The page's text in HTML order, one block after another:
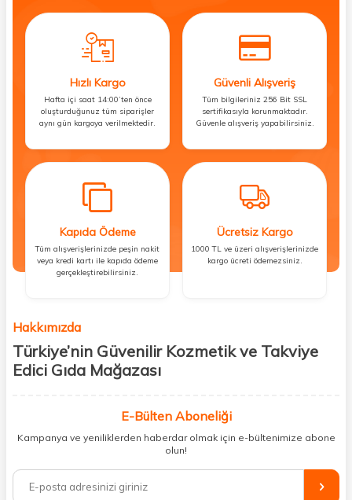
Hızlı Kargo
Hafta içi saat 14:00’ten önce
oluşturduğunuz tüm siparişler
aynı gün kargoya verilmektedir.
Güvenli Alışveriş
Tüm bilgileriniz 256 Bit SSL
sertifikasıyla korunmaktadır.
Güvenle alışveriş yapabilirsiniz.
Kapıda Ödeme
Tüm alışverişlerinizde peşin nakit
veya kredi kartı ile kapıda ödeme
gerçekleştirebilirsiniz.
Ücretsiz Kargo
1000 TL ve üzeri alışverişlerinizde
kargo ücreti ödemezsiniz.
Hakkımızda
Türkiye’nin Güvenilir Kozmetik ve Takviye
Edici Gıda Mağazası
kişisel bakım hem de takviye edici gıda ürünlerini sizlerle
buluşturuyoruz. Artık mağaza mağaza dolaşmanıza gerek yok;
ihtiyacınız olan her şeyi tek bir çatı altında topluyor ve kapınıza kadar
%100 orijinal kozmetik ve sağlık ürünleriyle güzelliğinizi tamamlayabilir,
vücudunuzu desteklemek için güvenilir takviye edici gıdalara
E-Bülten Aboneliği
Kampanya ve yeniliklerden haberdar olmak için e-bültenimize abone
olun!